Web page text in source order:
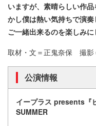
いますが、素晴らしい作
かし僕は熱い気持ちで演
ご一緒出来るのを楽しみに
取材・文＝正鬼奈保 撮影
公演情報
イープラス presents『
SUMMER